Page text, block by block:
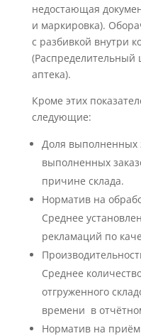
недостающая
и маркировка).
с разбивкой внутри
(Распределительный
аптека).
Кроме этих
следующие:
Доля выполненных
выполненных
причине склада.
Норматив на
Среднее
рекламаций по
Среднее
отгруженного
времени в
Норматив на